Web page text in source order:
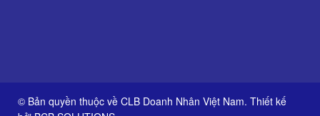
© Bản quyền thuộc về CLB Doanh Nhân Việt Nam. Thiết kế